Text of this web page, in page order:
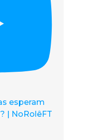
esperam
| NoRolêFT